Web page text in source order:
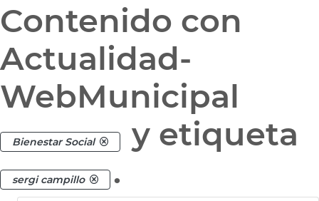
Contenido con
Actualidad-
WebMunicipal
Bienestar Social y etiqueta
sergi campillo .